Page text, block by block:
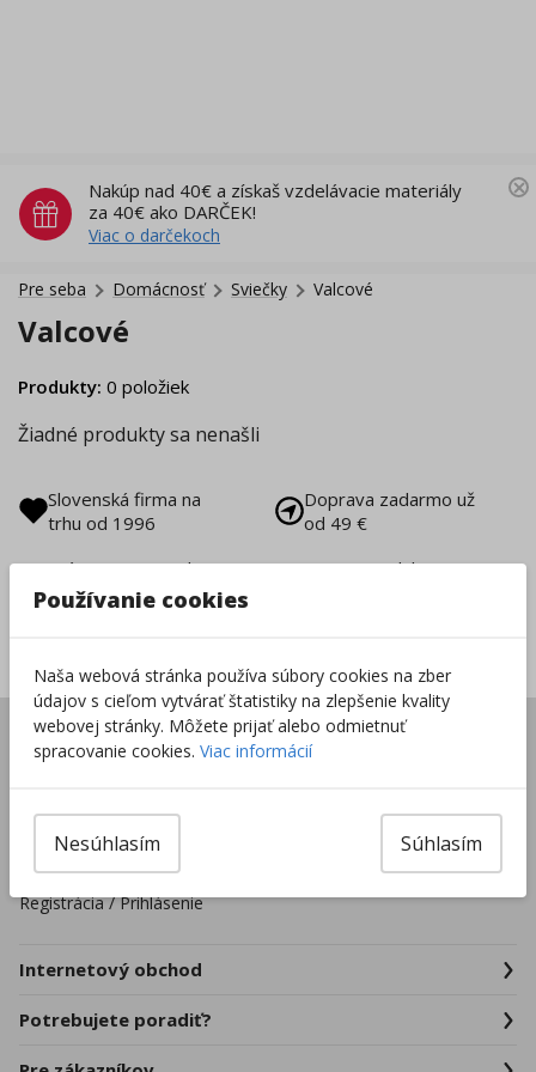
Nakúp nad 40€ a získaš vzdelávacie materiály
za 40€ ako DARČEK!
Viac o darčekoch
Pre seba Domácnosť Sviečky Valcové
Valcové
Produkty: 0 položiek
Žiadné produkty sa nenašli
Slovenská firma na
trhu od 1996
Doprava zadarmo už
od 49 €
Vrátenie tovaru do
14 dní
8000+ produktov na
Úvod
Predajne
Firmy a organizácie
Kontakty
Registrácia / Prihlásenie
Internetový obchod
Potrebujete poradiť?
Používanie cookies
Naša webová stránka používa súbory cookies na zber
údajov s cieľom vytvárať štatistiky na zlepšenie kvality
webovej stránky. Môžete prijať alebo odmietnuť
spracovanie cookies. Viac informácií
Súhlasím
Nesúhlasím